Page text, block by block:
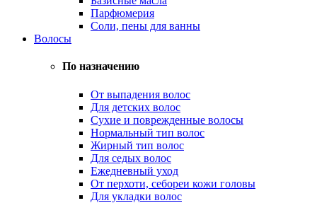
Парфюмерия
Соли, пены для ванны
Волосы
По назначению
От выпадения волос
Для детских волос
Сухие и поврежденные волосы
Нормальный тип волос
Жирный тип волос
Для седых волос
Ежедневный уход
От перхоти, себореи кожи головы
Для укладки волос